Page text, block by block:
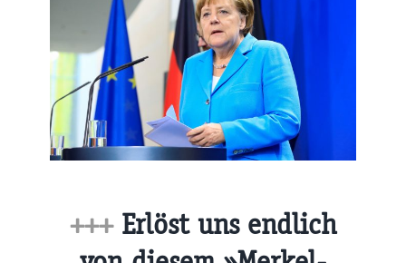
+++ Erlöst uns endlich